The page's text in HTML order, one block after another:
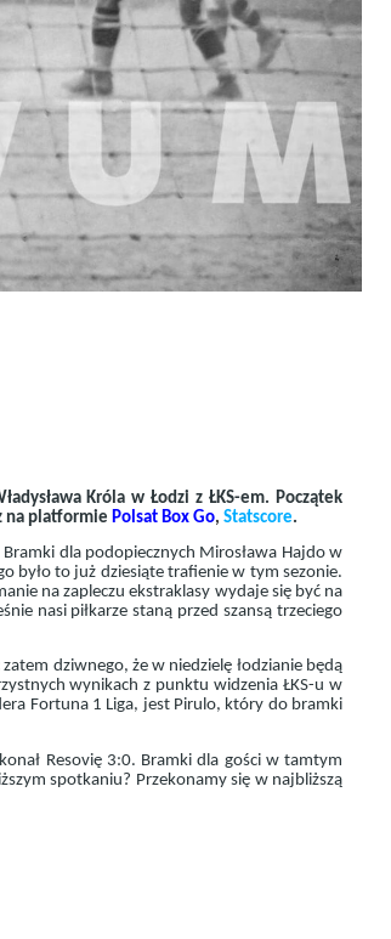
Króla w Łodzi z ŁKS-em. Początek
na platformie Polsat Box Go, Statscore.
dla podopiecznych Mirosława Hajdo w
było to już dziesiąte trafienie w tym sezonie.
na zapleczu ekstraklasy wydaje się być na
nasi piłkarze staną przed szansą trzeciego
dziwnego, że w niedzielę łodzianie będą
wynikach z punktu widzenia ŁKS-u w
Fortuna 1 Liga, jest Pirulo, który do bramki
Resovię 3:0. Bramki dla gości w tamtym
spotkaniu? Przekonamy się w najbliższą